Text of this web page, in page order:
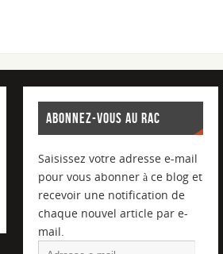
ABONNEZ-VOUS AU RAC
Saisissez votre adresse e-mail
pour vous abonner à ce blog et
recevoir une notification de
chaque nouvel article par e-
mail.